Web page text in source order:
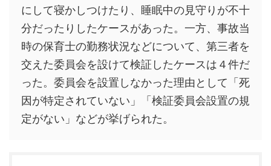
にして寝かしつけたり、睡眠中の見守りが不十
分だったりしたケースがあった。一方、事故当
時の保育士の勤務状況などについて、第三者を
交えた委員会を設けて検証したケースは４件だ
った。委員会を設置しなかった理由として「死
因が特定されていない」「検証委員会設置の規
定がない」などが挙げられた。